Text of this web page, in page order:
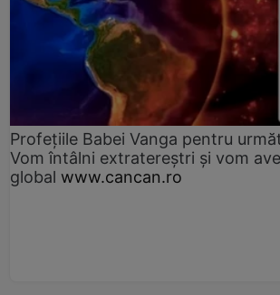
Profețiile Babei Vanga pentru
Vom întâlni extratereștri și vom
global www.cancan.ro